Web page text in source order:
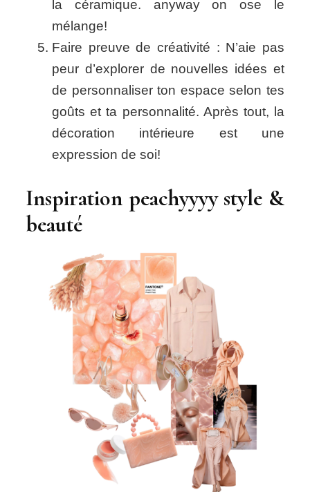
la céramique. anyway on ose le
mélange!
Faire preuve de créativité : N’aie pas
peur d’explorer de nouvelles idées et
de personnaliser ton espace selon tes
goûts et ta personnalité. Après tout, la
décoration intérieure est une
expression de soi!
Inspiration peachyyyy style &
beauté